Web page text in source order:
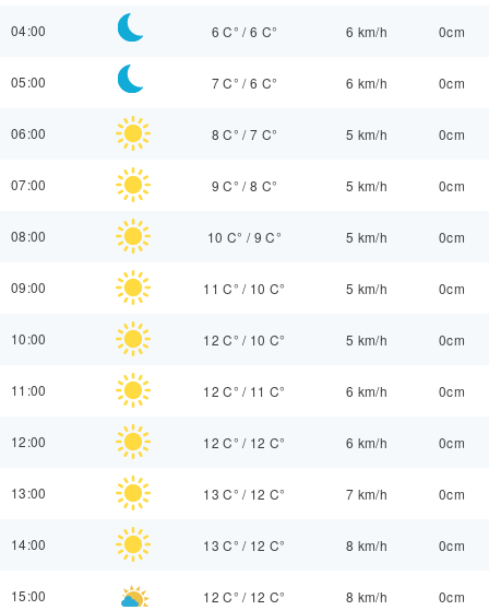
04:00 6 C° /6 C° 6 km/h 0cm
05:00 7 C° /6 C° 6 km/h 0cm
06:00 8 C° /7 C° 5 km/h 0cm
07:00 9 C° /8 C° 5 km/h 0cm
08:00 10 C° / 9 C° 5 km/h 0cm
09:00 11 C° / 10 C° 5 km/h 0cm
10:00 12 C° / 10 C° 5 km/h 0cm
11:00 12 C° / 11 C° 6 km/h 0cm
12:00 12 C° / 12 C° 6 km/h 0cm
13:00 13 C° / 12 C° 7 km/h 0cm
14:00 13 C° / 12 C° 8 km/h 0cm
15:00 12 C° / 12 C° 8 km/h 0cm